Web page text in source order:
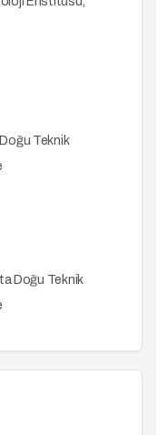
Teknik
Doğu Teknik